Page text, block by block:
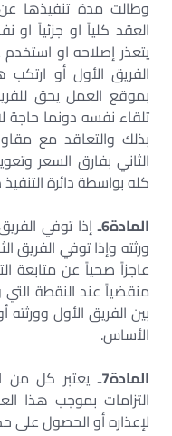
وطالت مدة تنفيذها
العقد كلياً او جزئياً
يتعذر إصلاحه او
الفريق الأول أو
بموقع العمل يحق
تلقاء نفسه دونما
بذلك والتعاقد مع
الثاني بفارق السعر
كله بواسطة دائرة
المادة6ـ إذا توفي
ورثته وإذا توفي الفريق
عاجزاً صحياً عن متابعة
منقضياً عند النقطة
بين الفريق الأول
الأساس.
المادة7ـ يعتبر كل من
التزامات بموجب هذا
لإعذاره أو الحصول